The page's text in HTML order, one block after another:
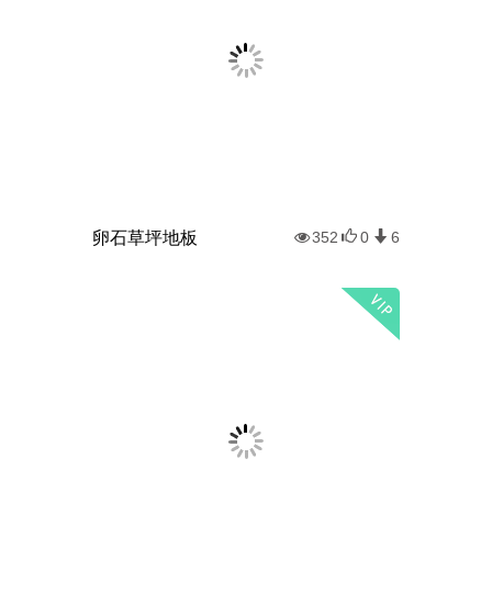
卵石草坪地板 352 0 6